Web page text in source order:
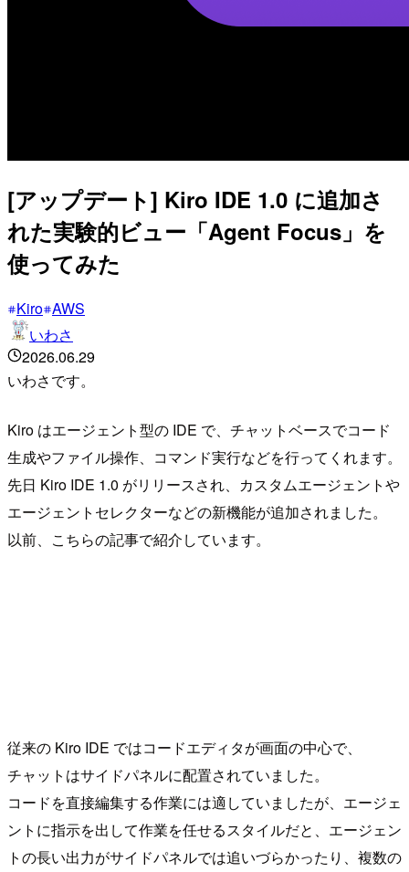
[アップデート] Kiro IDE 1.0 に追加さ
れた実験的ビュー「Agent Focus」を
使ってみた
Kiro AWS
いわさ
2026.06.29
いわさです。
Kiro はエージェント型の IDE で、チャットベースでコード
生成やファイル操作、コマンド実行などを行ってくれます。
先日 Kiro IDE 1.0 がリリースされ、カスタムエージェントや
エージェントセレクターなどの新機能が追加されました。
以前、こちらの記事で紹介しています。
従来の Kiro IDE ではコードエディタが画面の中心で、
チャットはサイドパネルに配置されていました。
コードを直接編集する作業には適していましたが、エージェ
ントに指示を出して作業を任せるスタイルだと、エージェン
トの長い出力がサイドパネルでは追いづらかったり、複数の